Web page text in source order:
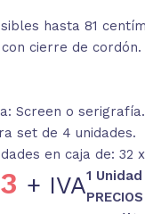
hasta 81
cierre de cordón.
Screen o
set de 4 unidades.
en caja de: 32
+ IVA1 Unidad